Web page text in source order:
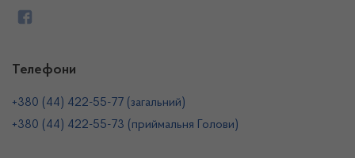
Телефони
+380 (44) 422-55-77 (загальний)
+380 (44) 422-55-73 (приймальня Голови)